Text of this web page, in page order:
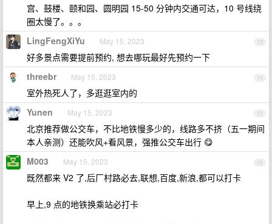
宫、鼓楼、颐和园、圆明园 15-50 分钟内交通可达，10 号线绕
圈太慢了。。。
13
LingFengXiYu May 15, 2023
好多景点需要提前预约, 想去哪玩最好先预约一下
14
threebr May 15, 2023
室外热死人了，多逛逛室内的
15
Yunen May 15, 2023
北京推荐做公交车，不比地铁慢多少的，线路多不挤（五一期间
本人亲测）还能吹风+看风景，强推公交车出行 😋
16
M003 May 15, 2023
既然都来 V2 了,后厂村路必去,联想,百度,新浪,都可以打卡
早上,9 点的地铁换乘站必打卡